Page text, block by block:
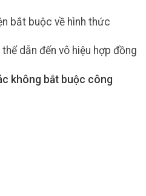
bắt buộc về hình thức
dẫn đến vô hiệu hợp đồng
không bắt buộc công